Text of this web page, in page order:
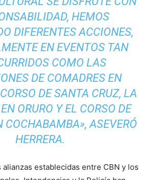
HEMOS
DIFERENTES ACCIONES,
EN EVENTOS TAN
COMO LAS
DE COMADRES EN
DE SANTA CRUZ, LA
ORURO Y EL CORSO DE
COCHABAMBA», ASEVERÓ
HERRERA.
establecidas entre CBN y los